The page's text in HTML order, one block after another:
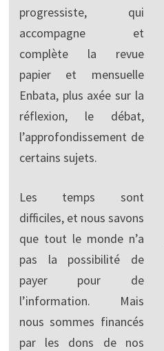
progressiste, qui
accompagne et
complète la revue
papier et mensuelle
Enbata, plus axée sur la
réflexion, le débat,
l’approfondissement de
certains sujets.
Les temps sont
difficiles, et nous savons
que tout le monde n’a
pas la possibilité de
payer pour de
l’information. Mais
nous sommes financés
par les dons de nos